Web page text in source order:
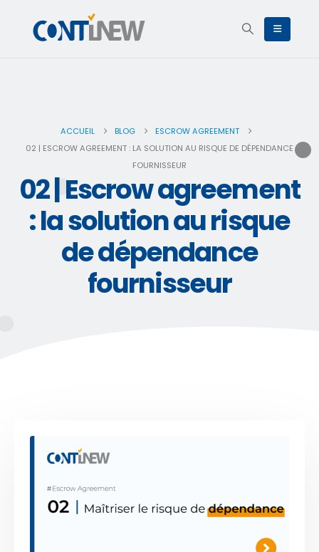
ACCUEIL BLOG
ESCROW AGREEMENT
02 | ESCROW AGREEMENT : LA SOLUTION AU RISQUE DE DÉPENDANCE
FOURNISSEUR
02 | Escrow agreement
: la solution au risque
de dépendance
fournisseur